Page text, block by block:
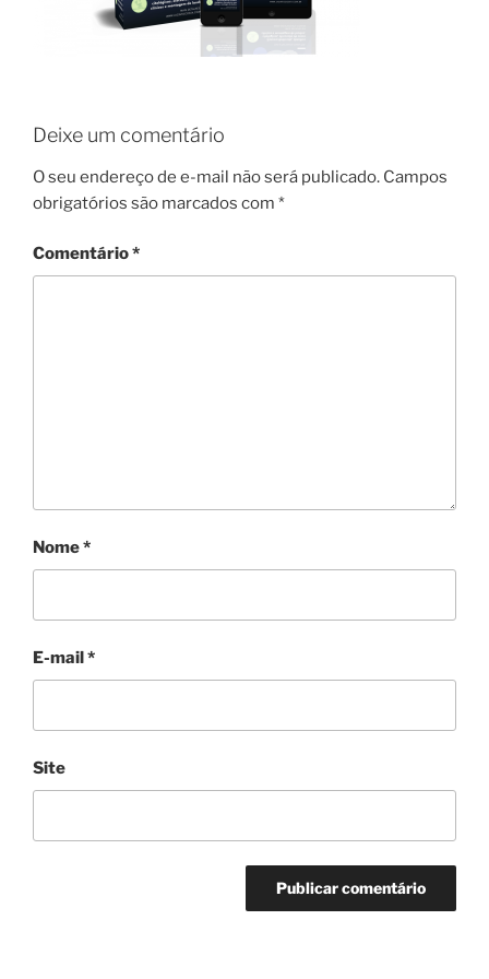
Deixe um comentário
O seu endereço de e-mail não será publicado. Campos
obrigatórios são marcados com *
Comentário*
Nome*
E-mail*
Site